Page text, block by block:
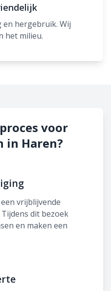
en hergebruik. Wij
het milieu.
voor
in Haren?
vrijblijvende
dit bezoek
en maken een